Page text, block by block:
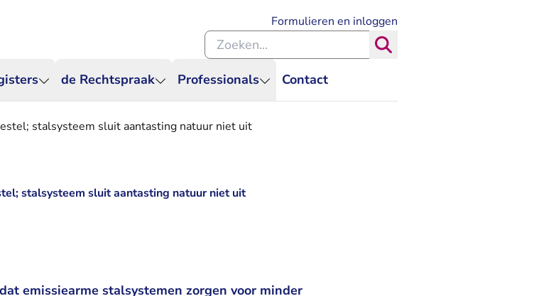
de Rechtspraak Professionals Contact
Formulieren en inloggen
Zoeken binnen de Rechtspraak
stalsysteem sluit aantasting natuur niet uit
stalsysteem sluit aantasting natuur niet uit
emissiearme stalsystemen zorgen voor minder